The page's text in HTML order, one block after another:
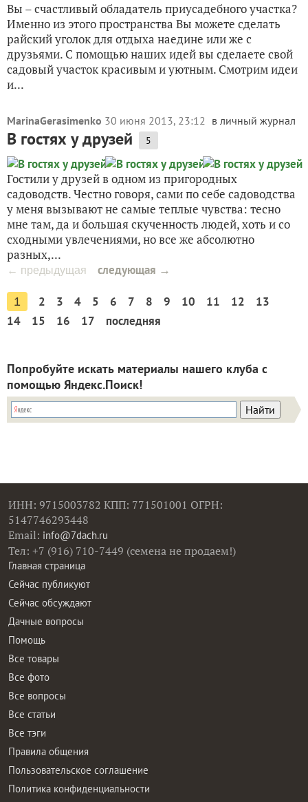
Вы – счастливый обладатель приусадебного участка?
Именно из этого пространства Вы можете сделать
райский уголок для отдыха наедине или же с
друзьями. С помощью наших идей вы сделаете свой
садовый участок красивым и уютным. Смотрим идеи
и...
MarinaGerasimenko 30 июня 2013, 23:12 в личный журнал
В гостях у друзей 5
Гостили у друзей в одном из пригородных
садоводств. Честно говоря, сами по себе садоводства
у меня вызывают не самые теплые чувства: тесно
мне там, да и большая скученность людей, хоть и со
сходными увлечениями, но все же абсолютно
разных,...
← предыдущая следующая →
1 2 3 4 5 6 7 8 9 10 11 12
13
14
15 16 17 последняя
Попробуйте искать материалы нашего клуба с
помощью Яндекс.Поиск!
ИНН: 9715003782 КПП: 771501001 ОГРН:
5147746293448
Email: info@7dach.ru
Тел: +7 (916) 710-7449 (семена не продаем!)
Главная страница
Сейчас публикуют
Сейчас обсуждают
Дачные вопросы
Помощь
Все товары
Все фото
Все вопросы
Все статьи
Все тэги
Правила общения
Пользовательское соглашение
Политика конфиденциальности